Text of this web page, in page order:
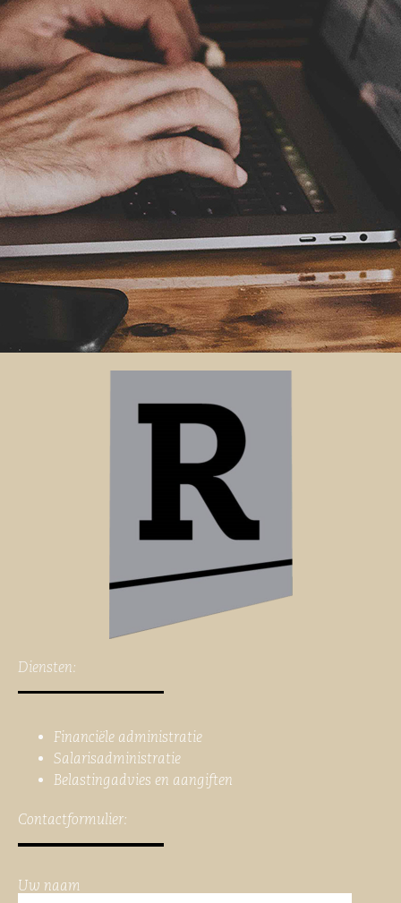
Diensten:
Financiële administratie
Salarisadministratie
Belastingadvies en aangiften
Contactformulier:
Uw naam